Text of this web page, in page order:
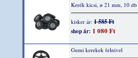
Kerék kicsi, ø 21 mm, 10 db
kisker ár: 1 585 Ft
shop ár: 1 080 Ft
Gumi kerekek felnivel